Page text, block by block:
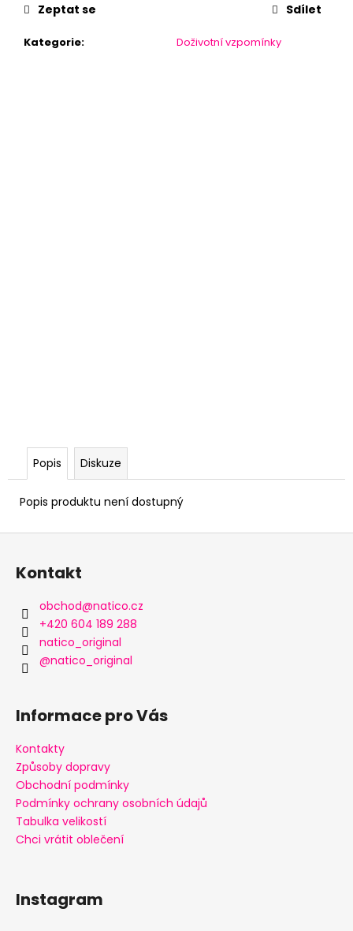
Kategorie: Doživotní vzpomínky
Zeptat se Sdílet
Popis Diskuze
Popis produktu není dostupný
Z
Kontakt
obchod@natico.cz
+420 604 189 288
natico_original
@natico_original
Informace pro Vás
Kontakty
Způsoby dopravy
Obchodní podmínky
Podmínky ochrany osobních údajů
Tabulka velikostí
Chci vrátit oblečení
Instagram